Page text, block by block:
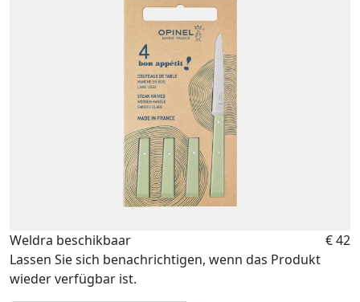
Weldra beschikbaar
€ 42
Lassen Sie sich benachrichtigen, wenn das Produkt
wieder verfügbar ist.